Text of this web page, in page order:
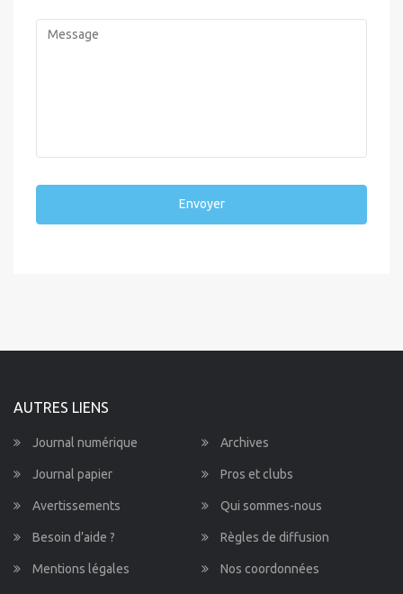
Envoyer
AUTRES LIENS
Journal numérique Archives
Journal papier Pros et clubs
Avertissements Qui sommes-nous
Besoin d’aide ? Règles de diffusion
Mentions légales Nos coordonnées